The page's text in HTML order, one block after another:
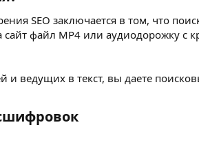
SEO заключается в том, что
файл MP4 или аудиодорожку
и ведущих в текст, вы даете